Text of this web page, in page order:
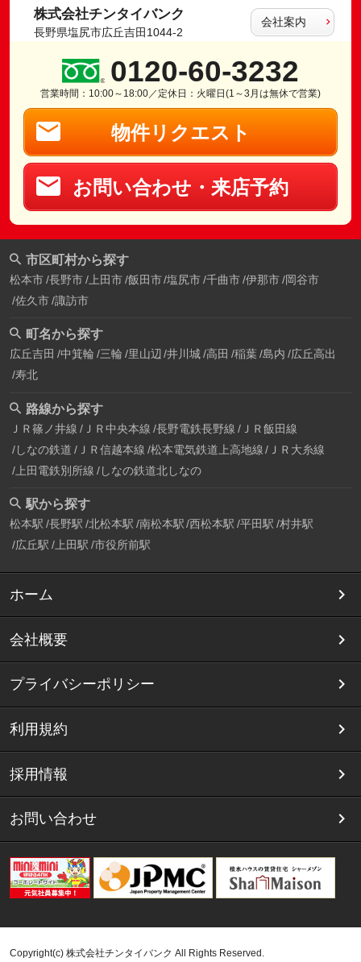
株式会社チンタイバンク
長野県塩尻市広丘吉田1044-2
会社案内
0120-60-3232
営業時間：10:00～18:00／定休日：火曜日(1～3月は無休で営業)
物件リクエスト
お問い合わせ・来店予約
市区町村から探す
松本市 長野市 上田市 飯田市 塩尻市 千曲市 伊那市 岡谷市
佐久市 諏訪市
町名から探す
広丘吉田 中箕輪 三輪 里山辺 井川城 高田 稲葉 島内 広丘高出
寿北
路線から探す
ＪＲ篠ノ井線 ＪＲ中央本線 長野電鉄長野線 ＪＲ飯田線
しなの鉄道 ＪＲ信越本線 松本電気鉄道上高地線
ＪＲ大糸線
上田電鉄別所線 しなの鉄道北しなの
駅から探す
松本駅 長野駅 北松本駅 南松本駅 西松本駅 平田駅 村井駅
広丘駅 上田駅 市役所前駅
ホーム
会社概要
プライバシーポリシー
利用規約
採用情報
お問い合わせ
Copyright(c) 株式会社チンタイバンク All Rights Reserved.